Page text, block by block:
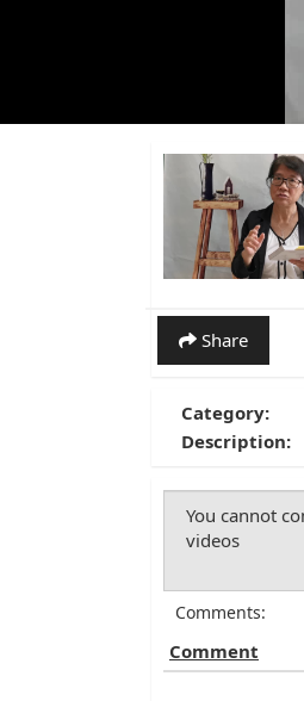
Share
Category:
Description:
Comments:
Comment